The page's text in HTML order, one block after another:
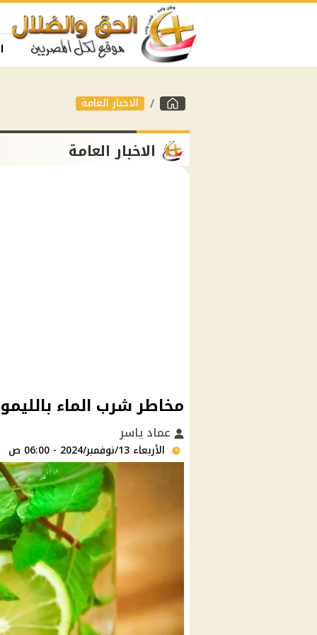
الاخبار العامة
الاخبار العامة
مخاطر شرب الماء
عماد ياسر
الأربعاء 13/نوفمبر/2024 - 06:00 ص